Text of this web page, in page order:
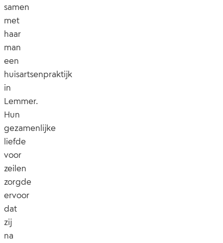
samen
met
haar
man
een
huisartsenpraktijk
in
Lemmer.
Hun
gezamenlijke
liefde
voor
zeilen
zorgde
ervoor
dat
zij
na